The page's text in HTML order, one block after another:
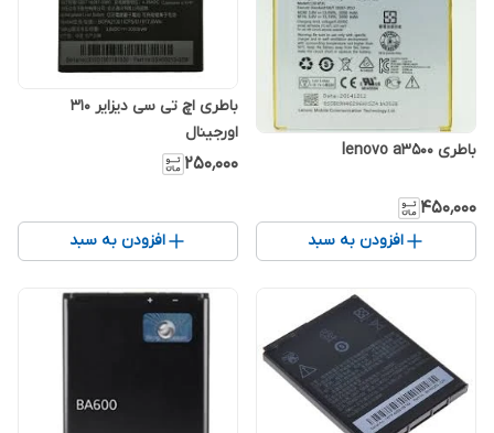
باطری lenovo a3500
۴۵۰٬۰۰۰
افزودن به سبد
باطری اچ تی سی دیزایر 310
اورجینال
۲۵۰٬۰۰۰
افزودن به سبد